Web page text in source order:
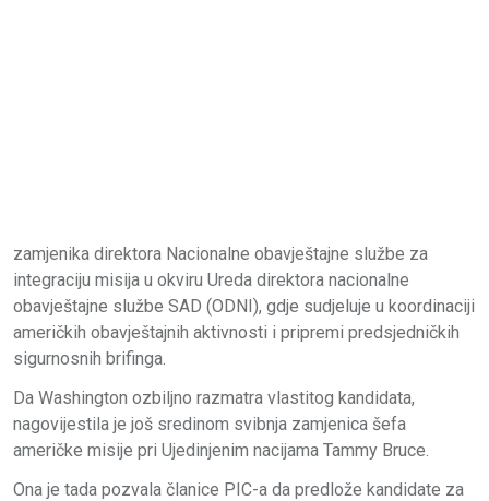
zamjenika direktora Nacionalne obavještajne službe za
integraciju misija u okviru Ureda direktora nacionalne
obavještajne službe SAD (ODNI), gdje sudjeluje u koordinaciji
američkih obavještajnih aktivnosti i pripremi predsjedničkih
sigurnosnih brifinga.
Da Washington ozbiljno razmatra vlastitog kandidata,
nagovijestila je još sredinom svibnja zamjenica šefa
američke misije pri Ujedinjenim nacijama Tammy Bruce.
Ona je tada pozvala članice PIC-a da predlože kandidate za